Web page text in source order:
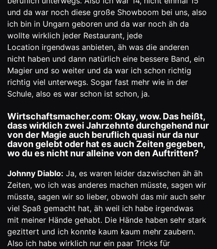
und da war noch diese große Showboom bei uns, also
ich bin in Ungarn geboren und da war noch äh da
wollte wirklich jeder Restaurant, jede
Location irgendwas anbieten, äh was die anderen
nicht haben und dann natürlich eine bessere Band, ein
Magier und so weiter und da war ich schon richtig
richtig viel unterwegs. Sogar fast mehr wie in der
Schule, also es war schon ist schon, ja.
Wirtschaftsmacher.com: Okay, wow. Das heißt,
dass wirklich zwei Jahrzehnte durchgehend nur
von der Magie auch beruflich quasi nur da nur
davon gelebt oder hat es auch Zeiten gegeben,
wo du es nicht nur alleine von den Auftritten?
Johnny Diablo: Ja, es waren leider dazwischen äh äh
Zeiten, wo ich was anderes machen müsste, sagen wir
müsste, sagen wir so lieber, obwohl das mir auch sehr
viel Spaß gemacht hat, äh weil ich habe irgendwas
mit meiner Hände gehabt. Die Hände haben sehr stark
gezittert und ich konnte kaum kaum mehr zaubern.
Also ich habe wirklich nur ein paar Tricks für